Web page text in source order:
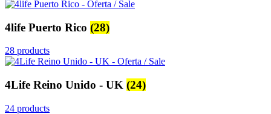
4life Puerto Rico (28)
28 products
4Life Reino Unido - UK (24)
24 products